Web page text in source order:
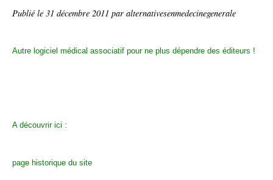
Publié le 31 décembre 2011 par alternativesenmedecinegenerale
Autre logiciel médical associatif pour ne plus dépendre des éditeurs !
A découvrir ici :
page historique du site